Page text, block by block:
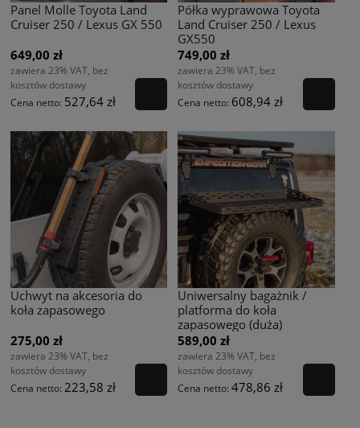
Panel Molle Toyota Land
Cruiser 250 / Lexus GX 550
649,00 zł
zawiera 23% VAT, bez
kosztów dostawy
Cena netto: 527,64 zł
Półka wyprawowa Toyota
Land Cruiser 250 / Lexus
GX550
749,00 zł
zawiera 23% VAT, bez
kosztów dostawy
Cena netto: 608,94 zł
Uchwyt na akcesoria do
koła zapasowego
275,00 zł
zawiera 23% VAT, bez
kosztów dostawy
Cena netto: 223,58 zł
Uniwersalny bagażnik /
platforma do koła
zapasowego (duża)
589,00 zł
zawiera 23% VAT, bez
kosztów dostawy
Cena netto:478,86 zł